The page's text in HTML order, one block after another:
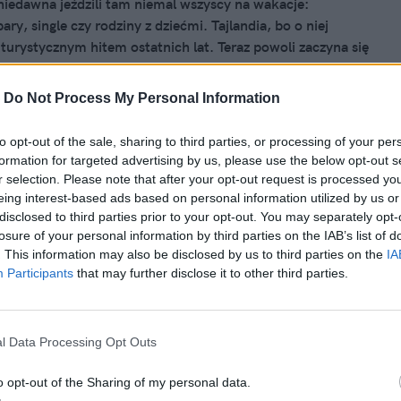
Do Not Process My Personal Information
opt-out of the sale, sharing to third parties, or processing of your
for targeted advertising by us, please use the below opt-out
selection. Please note that after your opt-out request is processed
interest-based ads based on personal information utilized by us
to third parties prior to your opt-out. You may separately
of your personal information by third parties on the IAB’s list of
This information may also be disclosed by us to third parties on the
Participants that may further disclose it to other third parties.
Data Processing Opt Outs
opt-out of the Sharing of my personal data.
jeździli tam niemal wszyscy na wakacje:
single czy rodziny z dziećmi. Tajlandia, bo o niej
turystycznym hitem ostatnich lat. Teraz powoli zaczyna się
powodem są m.in. napływające z każdej części świata
"Tajlandia jest przereklamowana” – piszą fani podróży
równie egzotyczne miejscówki.
12:19
projekt Arkadia? Polacy
"polską wioskę" na Filipinach,
postawił tam stopę
zdobył serca tysięcy Polaków. Plan budowy "Arkadii", którą
"Polską wioską na Filipinach" przykuł uwagę
nie pojawiła się fala hejtu...
20:06